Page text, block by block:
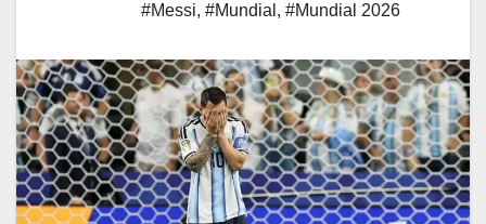
#Messi, #Mundial , #Mundial 2026